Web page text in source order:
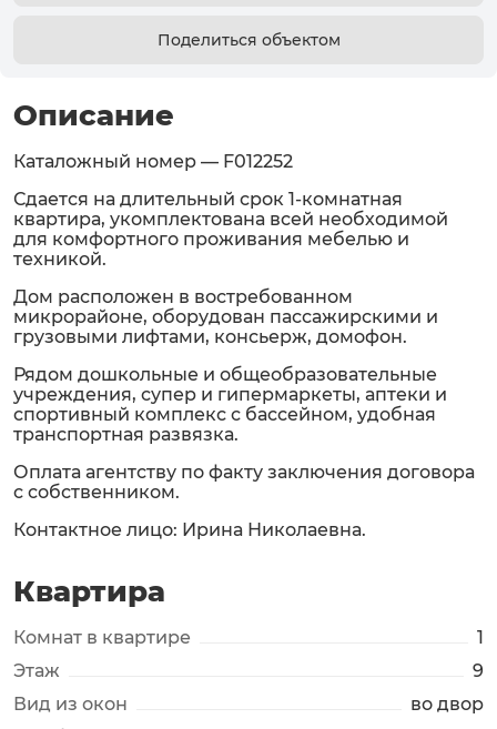
Поделиться объектом
Описание
Каталожный номер — F012252
Сдается на длительный срок 1-комнатная
квартира, укомплектована всей необходимой
для комфортного проживания мебелью и
техникой.
Дом расположен в востребованном
микрорайоне, оборудован пассажирскими и
грузовыми лифтами, консьерж, домофон.
Рядом дошкольные и общеобразовательные
учреждения, супер и гипермаркеты, аптеки и
спортивный комплекс с бассейном, удобная
транспортная развязка.
Оплата агентству по факту заключения договора
с собственником.
Контактное лицо: Ирина Николаевна.
Квартира
Комнат в квартире
1
Этаж
9
Вид из окон
во двор